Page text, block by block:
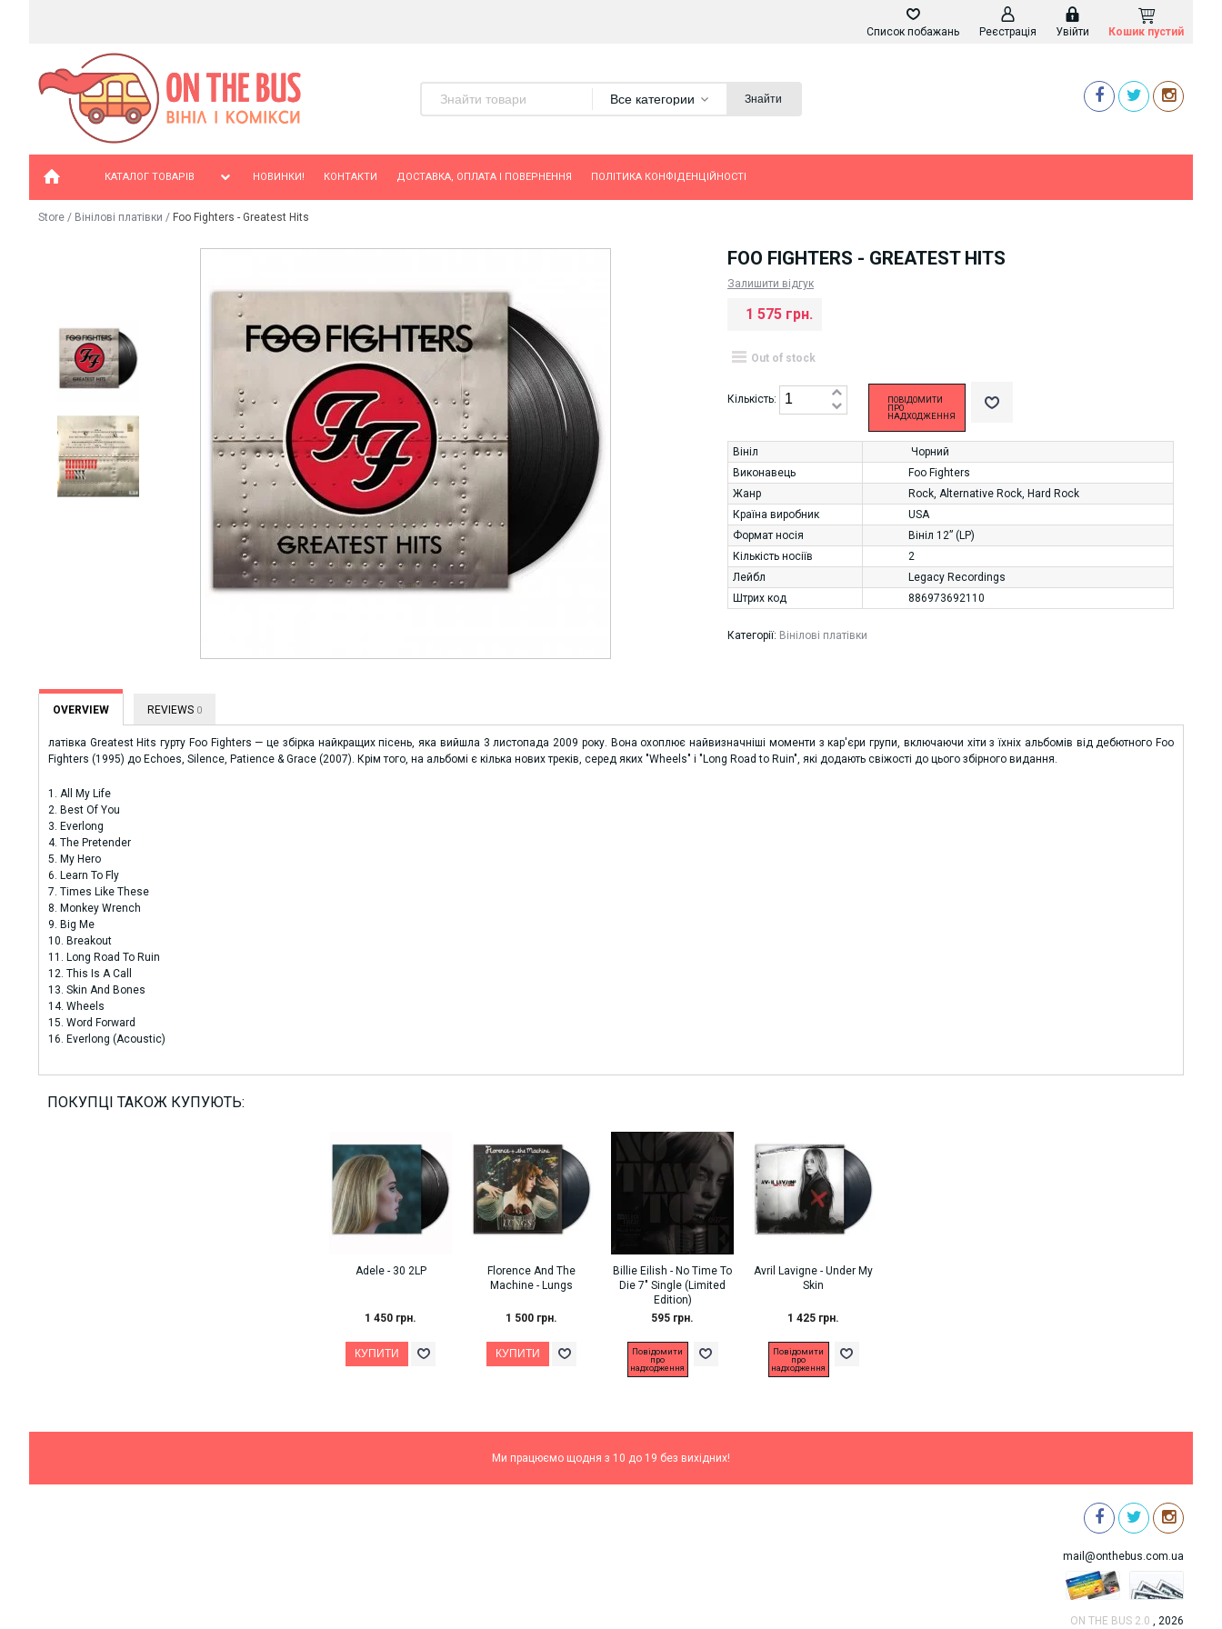
Кошик пустий
Увійти
Реєстрація
Список побажань
Все категории Знайти
КАТАЛОГ ТОВАРІВ НОВИНКИ! КОНТАКТИ ДОСТАВКА, ОПЛАТА І ПОВЕРНЕННЯ ПОЛІТИКА КОНФІДЕНЦІЙНОСТІ
Store / Вінілові платівки / Foo Fighters - Greatest Hits
FOO FIGHTERS - GREATEST HITS
Залишити відгук
1 575 грн.
Out of stock
Кількість:
ПОВІДОМИТИ
ПРО
НАДХОДЖЕННЯ
Вініл
Чорний
Виконавець
Foo Fighters
Жанр
Rock, Alternative Rock, Hard Rock
Країна виробник
USA
Формат носія
Вініл 12” (LP)
Кількість носіїв
2
Лейбл
Legacy Recordings
Штрих код
886973692110
Категорії: Вінілові платівки
OVERVIEW REVIEWS 0
латівка Greatest Hits гурту Foo Fighters — це збірка найкращих пісень, яка вийшла 3 листопада 2009 року. Вона охоплює найвизначніші моменти з кар'єри групи, включаючи хіти з їхніх альбомів від дебютного Foo
Fighters (1995) до Echoes, Silence, Patience & Grace (2007). Крім того, на альбомі є кілька нових треків, серед яких "Wheels" і "Long Road to Ruin", які додають свіжості до цього збірного видання.
1. All My Life
2. Best Of You
3. Everlong
4. The Pretender
5. My Hero
6. Learn To Fly
7. Times Like These
8. Monkey Wrench
9. Big Me
10. Breakout
11. Long Road To Ruin
12. This Is A Call
13. Skin And Bones
14. Wheels
15. Word Forward
16. Everlong (Acoustic)
ПОКУПЦІ ТАКОЖ КУПУЮТЬ:
Adele - 30 2LP
1 450 грн.
Florence And The
Machine ‎- Lungs
1 500 грн.
Billie Eilish - No Time To
Die 7" Single (Limited
Edition)
595 грн.
Повідомити
про
надходження
Avril Lavigne - Under My
Skin
1 425 грн.
Повідомити
про
надходження
Ми працюємо щодня з 10 до 19 без вихідних!
mail@onthebus.com.ua
ON THE BUS 2.0 , 2026